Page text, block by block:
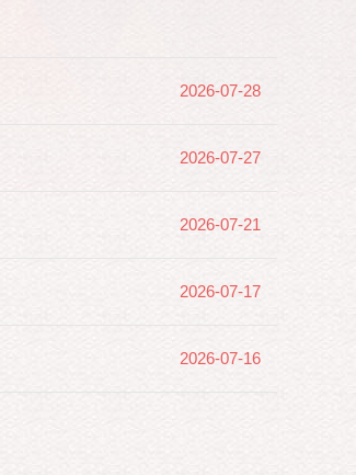
2026-07-28
2026-07-27
2026-07-21
2026-07-17
2026-07-16